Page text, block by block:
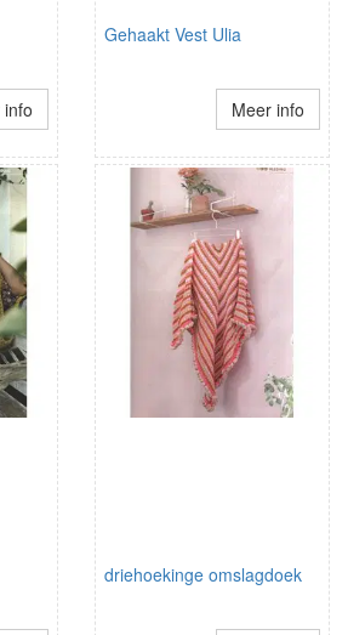
info
Gehaakt Vest Ulia
Meer info
driehoekinge omslagdoek